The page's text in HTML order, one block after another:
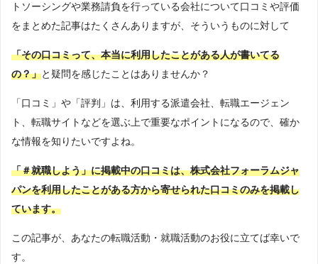
トソーシングや業務請負を行っている会社について口コミや評価
をまとめた記事はたくさんありますが、そういうものに対して
「その口コミって、本当に利用したことがある人が書いてる
の？」と疑問を感じたことはありませんか？
「口コミ」や「評判」は、利用する派遣会社、転職エージェン
ト、転職サイトなどを選ぶ上で重要なポイントになるので、確か
な情報を知りたいですよね。
「＃就職しよう」に掲載中の口コミは、株式会社フォーラムジャ
パンを利用したことがある方から寄せられた口コミのみを掲載し
ています。
この記事が、あなたの転職活動・就職活動のお役に立てば幸いで
す。